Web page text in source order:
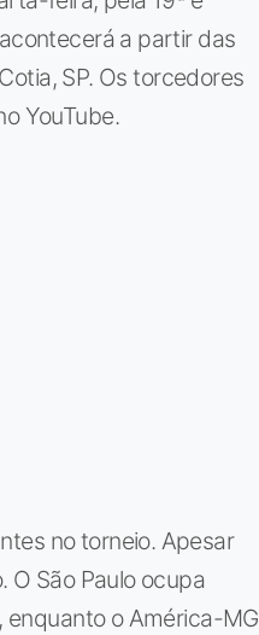
a partir das
SP. Os torcedores
YouTube.
no torneio. Apesar
O São Paulo ocupa
enquanto o América-MG